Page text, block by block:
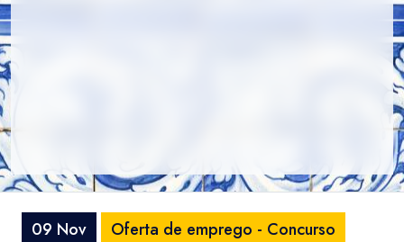
09 Nov
Oferta de emprego - Concurso